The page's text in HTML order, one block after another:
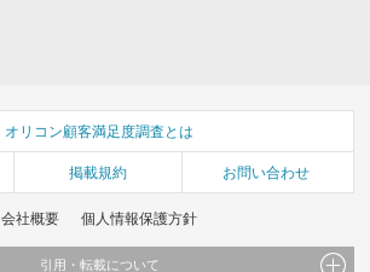
オリコン顧客満足度調査とは
掲載規約 お問い合わせ
会社概要 個人情報保護方針
引用・転載について